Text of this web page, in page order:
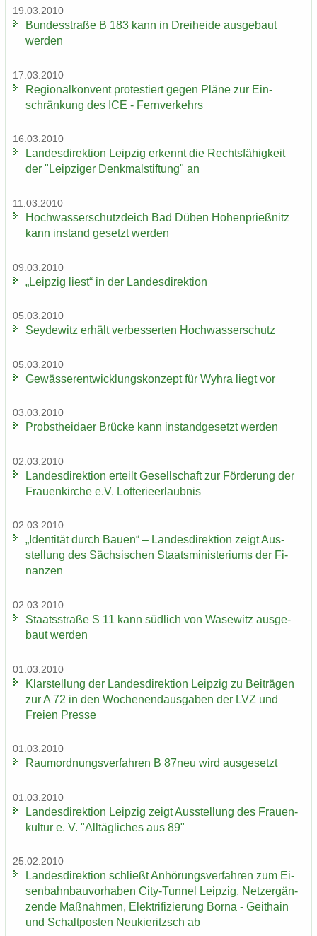
19.03.2010
Bun­des­stra­ße B 183 kann in Drei­hei­de aus­ge­baut
wer­den
17.03.2010
Re­gio­nal­kon­vent pro­tes­tiert gegen Pläne zur Ein­
schrän­kung des ICE - Fern­ver­kehrs
16.03.2010
Lan­des­di­rek­ti­on Leip­zig er­kennt die Rechts­fä­hig­keit
der "Leip­zi­ger Denk­mal­stif­tung" an
11.03.2010
Hoch­was­ser­schutz­deich Bad Düben Ho­hen­prieß­nitz
kann in­stand ge­setzt wer­den
09.03.2010
„Leip­zig liest“ in der Lan­des­di­rek­ti­on
05.03.2010
Sey­de­witz er­hält ver­bes­ser­ten Hoch­was­ser­schutz
05.03.2010
Ge­wäs­ser­ent­wick­lungs­kon­zept für Wyhra liegt vor
03.03.2010
Probst­hei­da­er Brü­cke kann in­stand­ge­setzt wer­den
02.03.2010
Lan­des­di­rek­ti­on er­teilt Ge­sell­schaft zur För­de­rung der
Frau­en­kir­che e.V. Lot­te­rie­er­laub­nis
02.03.2010
„Iden­ti­tät durch Bauen“ – Lan­des­di­rek­ti­on zeigt Aus­
stel­lung des Säch­si­schen Staats­mi­nis­te­ri­ums der Fi­
nan­zen
02.03.2010
Staats­stra­ße S 11 kann süd­lich von Wase­witz aus­ge­
baut wer­den
01.03.2010
Klar­stel­lung der Lan­des­di­rek­ti­on Leip­zig zu Bei­trä­gen
zur A 72 in den Wo­chen­end­aus­ga­ben der LVZ und
Frei­en Pres­se
01.03.2010
Raum­ord­nungs­ver­fah­ren B 87neu wird aus­ge­setzt
01.03.2010
Lan­des­di­rek­ti­on Leip­zig zeigt Aus­stel­lung des Frau­en­
kul­tur e. V. "All­täg­li­ches aus 89"
25.02.2010
Lan­des­di­rek­ti­on schließt An­hö­rungs­ver­fah­ren zum Ei­
sen­bahn­bau­vor­ha­ben City-​Tunnel Leip­zig, Netz­er­gän­
zen­de Maß­nah­men, Elek­tri­fi­zie­rung Borna - Geit­hain
und Schalt­pos­ten Neu­kie­ritzsch ab